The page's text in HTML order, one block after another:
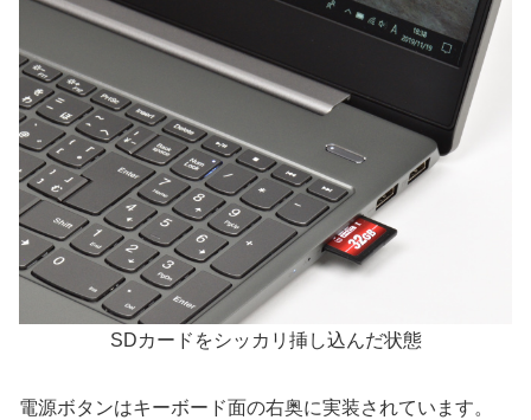
SDカードをシッカリ挿し込んだ状態
電源ボタンはキーボード面の右奥に実装されています。